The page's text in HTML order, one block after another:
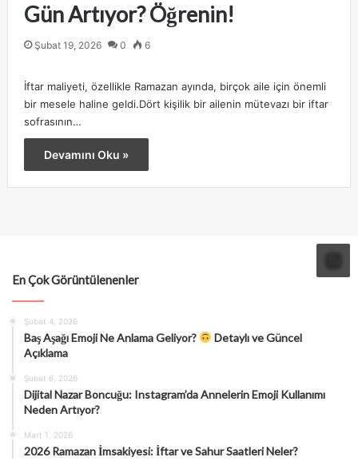
Gün Artıyor? Öğrenin!
Şubat 19, 2026 0 6
İftar maliyeti, özellikle Ramazan ayında, birçok aile için önemli
bir mesele haline geldi.Dört kişilik bir ailenin mütevazı bir iftar
sofrasının…
Devamını Oku »
En Çok Görüntülenenler
Şubat 4, 2026
Baş Aşağı Emoji Ne Anlama Geliyor?
Detaylı ve Güncel
Açıklama
Şubat 6, 2026
Dijital Nazar Boncuğu: Instagram’da Annelerin Emoji Kullanımı
Neden Artıyor?
Mart 1, 2026
2026 Ramazan İmsakiyesi: İftar ve Sahur Saatleri Neler?